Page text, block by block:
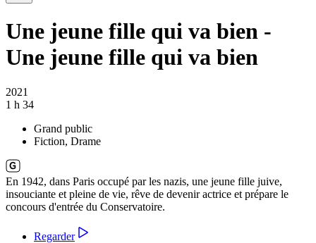
Une jeune fille qui va bien -
Une jeune fille qui va bien
2021
1 h 34
Grand public
Fiction, Drame
En 1942, dans Paris occupé par les nazis, une jeune fille juive,
insouciante et pleine de vie, rêve de devenir actrice et prépare le
concours d'entrée du Conservatoire.
Regarder